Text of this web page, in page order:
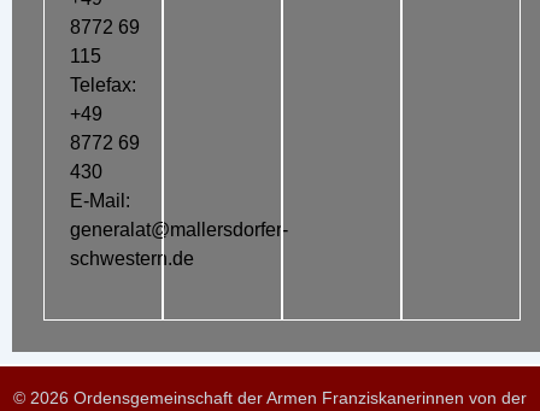
8772 69
115
Telefax:
+49
8772 69
430
E-Mail:
generalat@mallersdorfer-
schwestern.de
© 2026 Ordensgemeinschaft der Armen Franziskanerinnen von der